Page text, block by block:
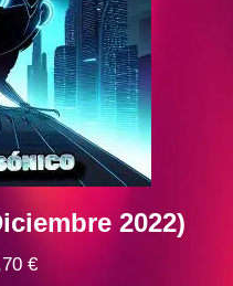
2022)
€El